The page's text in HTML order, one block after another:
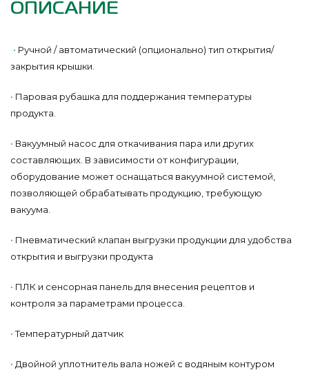
ОПИСАНИЕ
• Ручной / автоматический (опционально) тип открытия/
закрытия крышки.
• Паровая рубашка для поддержания температуры
продукта.
• Вакуумный насос для откачивания пара или других
составляющих. В зависимости от конфигурации,
оборудование может оснащаться вакуумной системой,
позволяющей обрабатывать продукцию, требующую
вакуума.
• Пневматический клапан выгрузки продукции для удобства
открытия и выгрузки продукта
• ПЛК и сенсорная панель для внесения рецептов и
контроля за параметрами процесса.
•Температурный датчик
• Двойной уплотнитель вала ножей с водяным контуром